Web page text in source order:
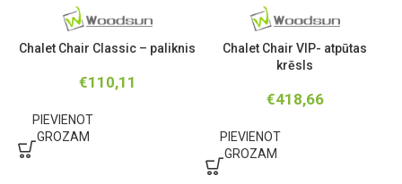
Chalet Chair Classic – paliknis
€110,11
PIEVIENOT
GROZAM
Chalet Chair VIP- atpūtas
krēsls
€418,66
PIEVIENOT
GROZAM